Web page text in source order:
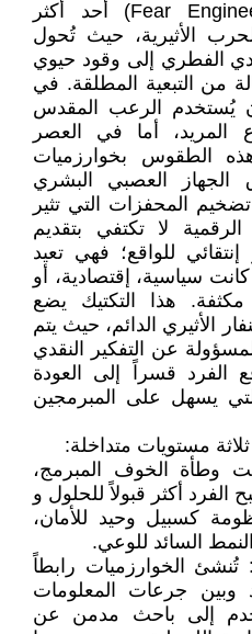
تُعد هندسة الخوف (Fear Engineering) أحد أكثر
الأثيرية، حيث تُحول
الفطري إلى وقود حيوي
من التبعية المطلقة. في
كان يُستخدم الرعب المقدس
المريد، أما في العصر
الطقوس بخوارزميات
العصبي البشري
المحفزات التي تثير
لا تكتفي بتقديم
للواقع؛ فهي تعيد
سياسية، إقتصادية، أو
هذا التكتيك يضع
الأثيري الدائم، حيث يتم
عن التفكير النقدي
الفرد قسراً إلى العودة
التي يسهل على المبرمجين
مستويات متداخلة:
وطأة الخوف المبرمج،
الفرد أكثر قبولاً للحلول و
كسبيل وحيد للأمان،
السائد للوعي.
تُنشئ الخوارزميات رابطاً
وبين جرعات المعلومات
إلى باحث مدمن عن